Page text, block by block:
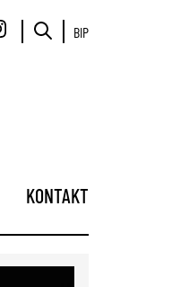
BIP
KONTAKT